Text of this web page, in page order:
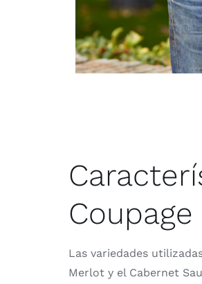
Las variedades
Merlot y el Cabernet